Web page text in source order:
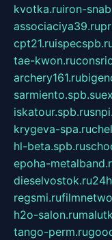
kvotka.ruiron-
associaciya39.ru
cpt21.ru
tae-kwon.ru
archery161.ru
sarmiento.spb.su
iskatour.spb.ru
krygeva-spa.ru
hl-beta.spb.ru
epoha-
dieselvostok.ru
regsmi.ru
h2o-salon.ru
tango-perm.ru